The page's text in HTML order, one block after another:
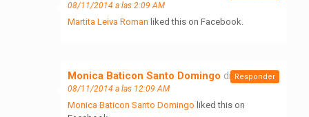
08/11/2014 a las 2:09 AM
Martita Leiva Roman liked this on Facebook.
Monica Baticon Santo Domingo dice:
08/11/2014 a las 12:09 AM
Monica Baticon Santo Domingo liked this on
Responder